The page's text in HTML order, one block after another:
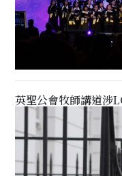
英聖公會牧師講道涉